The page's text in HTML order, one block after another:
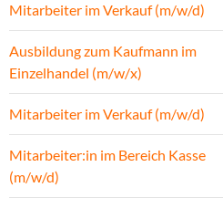
Mitarbeiter im Verkauf (m/w/d)
Ausbildung zum Kaufmann im
Einzelhandel (m/w/x)
Mitarbeiter im Verkauf (m/w/d)
Mitarbeiter:in im Bereich Kasse
(m/w/d)